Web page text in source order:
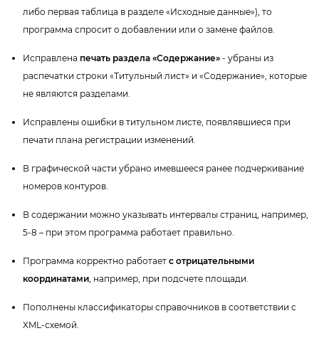
либо первая таблица в разделе «Исходные данные»), то
программа спросит о добавлении или о замене файлов.
Исправлена печать раздела «Содержание»- убраны из
распечатки строки «Титульный лист» и «Содержание», которые
не являются разделами.
Исправлены ошибки в титульном листе, появлявшиеся при
печати плана регистрации изменений.
рафической части убрано имевшееся ранее подчеркивание
номеров контуров.
содержании можно указывать интервалы страниц, например,
5-8 – при этом программа работает правильно.
Программа корректно работает с отрицательными
координатами, например, при подсчете площади.
Пополнены классификаторы справочников в соответствии с
XML-схемой.